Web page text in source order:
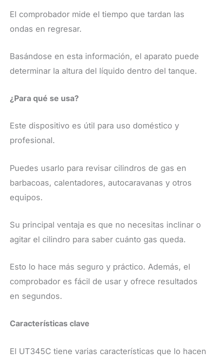
El comprobador mide el tiempo que tardan las
ondas en regresar.
Basándose en esta información, el aparato puede
determinar la altura del líquido dentro del tanque.
​¿Para qué se usa?
​Este dispositivo es útil para uso doméstico y
profesional.
Puedes usarlo para revisar cilindros de gas en
barbacoas, calentadores, autocaravanas y otros
equipos.
Su principal ventaja es que no necesitas inclinar o
agitar el cilindro para saber cuánto gas queda.
Esto lo hace más seguro y práctico. Además, el
comprobador es fácil de usar y ofrece resultados
en segundos.
​Características clave
​El UT345C tiene varias características que lo hacen